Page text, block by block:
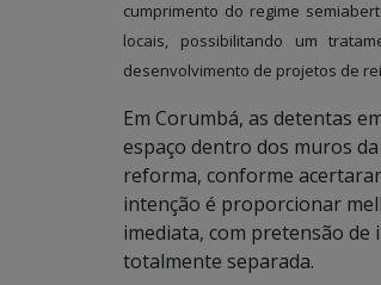
cumprimento do regime
locais, possibilitando um
desenvolvimento de projetos de
Em Corumbá, as detentas
espaço dentro dos muros
reforma, conforme
intenção é proporcionar
imediata, com pretensão
totalmente separada.